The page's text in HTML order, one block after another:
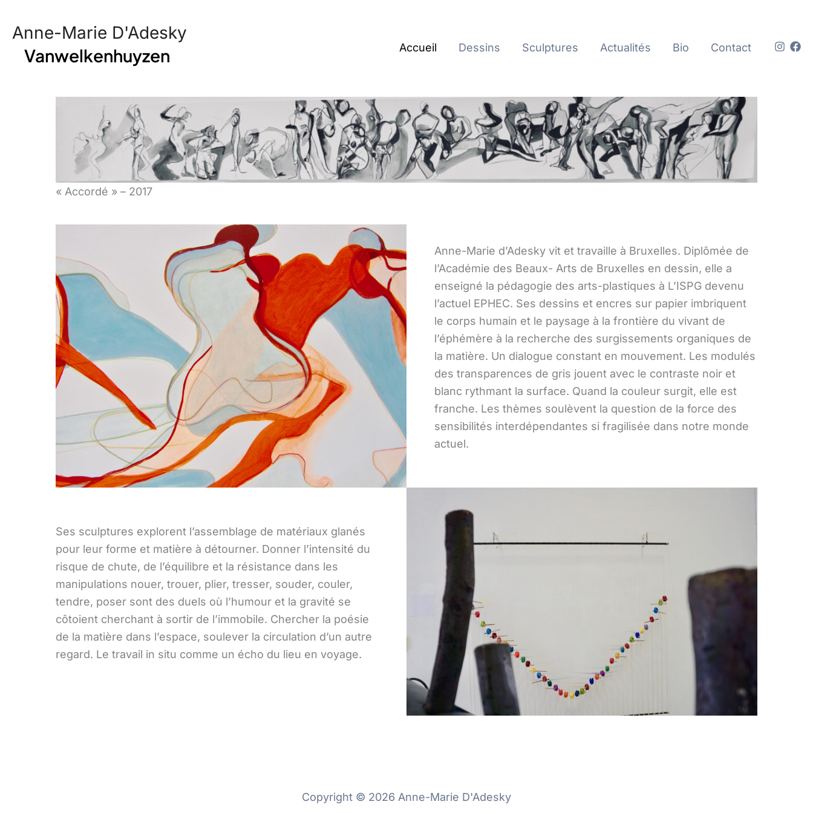
Anne-Marie D'Adesky
Vanwelkenhuyzen Accueil Dessins Sculptures Actualités Bio Contact
« Accordé » – 2017
Anne-Marie d’Adesky vit et travaille à Bruxelles. Diplômée de
l’Académie des Beaux- Arts de Bruxelles en dessin, elle a
enseigné la pédagogie des arts-plastiques à L’ISPG devenu
l’actuel EPHEC. Ses dessins et encres sur papier imbriquent
le corps humain et le paysage à la frontière du vivant de
l’éphémère à la recherche des surgissements organiques de
la matière. Un dialogue constant en mouvement. Les modulés
des transparences de gris jouent avec le contraste noir et
blanc rythmant la surface. Quand la couleur surgit, elle est
franche. Les thèmes soulèvent la question de la force des
sensibilités interdépendantes si fragilisée dans notre monde
actuel.
Ses sculptures explorent l’assemblage de matériaux glanés
pour leur forme et matière à détourner. Donner l’intensité du
risque de chute, de l’équilibre et la résistance dans les
manipulations nouer, trouer, plier, tresser, souder, couler,
tendre, poser sont des duels où l’humour et la gravité se
côtoient cherchant à sortir de l’immobile. Chercher la poésie
de la matière dans l’espace, soulever la circulation d’un autre
regard. Le travail in situ comme un écho du lieu en voyage.
Copyright © 2026 Anne-Marie D'Adesky